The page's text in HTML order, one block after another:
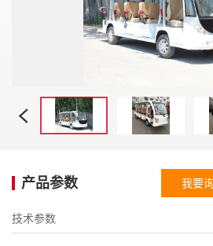
产品参数 我要
技术参数